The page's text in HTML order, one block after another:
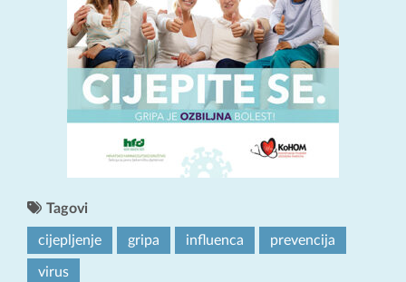
Tagovi
cijepljenje gripa influenca prevencija
virus